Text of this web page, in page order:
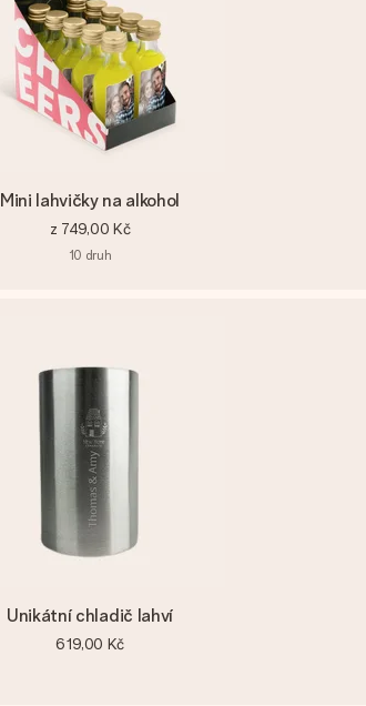
Mini lahvičky na alkohol
z 749,00 Kč
10 druh
Unikátní chladič lahví
619,00 Kč